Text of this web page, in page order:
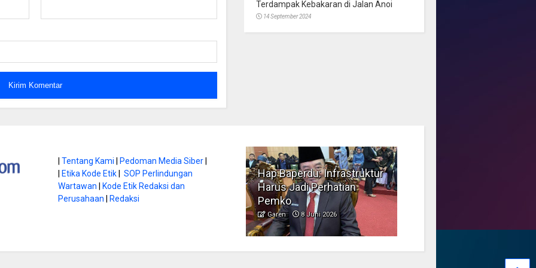
Terdampak Kebakaran di Jalan Anoi
14 September 2024
|Tentang Kami Pedoman Media Siber
Etika Kode Etik |SOP Perlindungan
Wartawan
Kode Etik Redaksi dan
Perusahaan
Redaksi
di Gunung
Ini
Literasi Jadi Bekal Utama
Siswa di Era Digital
Hap Baperdu: Infrastruktur
Harus Jadi Perhatian
Pemko
Garen 8 Juni 2026